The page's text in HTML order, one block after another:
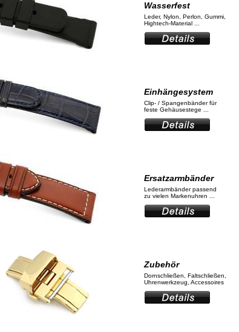
Wasserfest
Leder, Nylon, Perlon, Gummi,
Hightech-Material ...
Einhängesystem
Clip- / Spangenbänder für
feste Gehäusestege ...
Ersatzarmbänder
Lederarmbänder passend
zu vielen Markenuhren ...
Zubehör
Dornschließen, Faltschließen,
Uhrenwerkzeug, Accessoires